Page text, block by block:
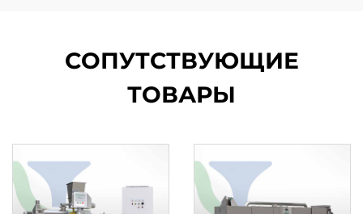
СОПУТСТВУЮЩИЕ
ТОВАРЫ